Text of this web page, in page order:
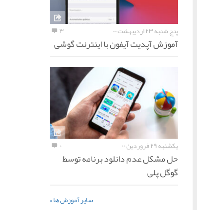
پنج شنبه ۲۳ اردیبهشت ۰۰ ۳
آموزش آپدیت آیفون با اینترنت گوشی
یکشنبه ۲۹ فروردین ۰۰ ۰
حل مشکل عدم دانلود برنامه توسط
گوگل پلی
سایر آموزش ها »